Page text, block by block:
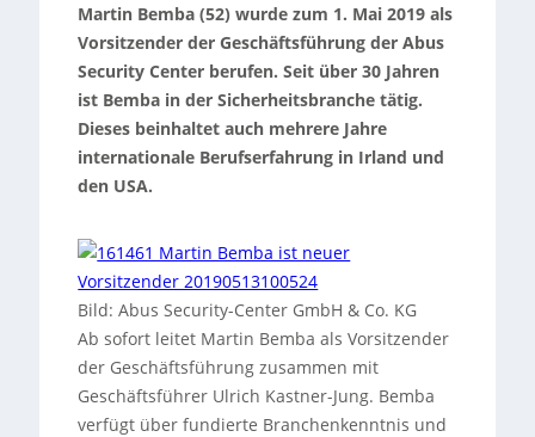
Martin Bemba (52) wurde zum 1. Mai 2019 als
Vorsitzender der Geschäftsführung der Abus
Security Center berufen. Seit über 30 Jahren
ist Bemba in der Sicherheitsbranche tätig.
Dieses beinhaltet auch mehrere Jahre
internationale Berufserfahrung in Irland und
den USA.
Bild: Abus Security-Center GmbH & Co. KG
Ab sofort leitet Martin Bemba als Vorsitzender
der Geschäftsführung zusammen mit
Geschäftsführer Ulrich Kastner-Jung. Bemba
verfügt über fundierte Branchenkenntnis und